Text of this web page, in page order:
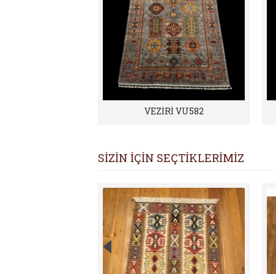
VEZİRİ VU582
SİZİN İÇİN SEÇTİKLERİMİZ